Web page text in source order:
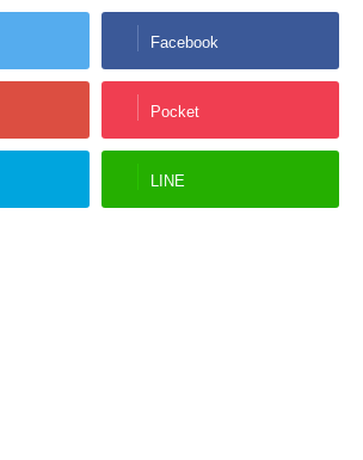
Facebook
Pocket
LINE